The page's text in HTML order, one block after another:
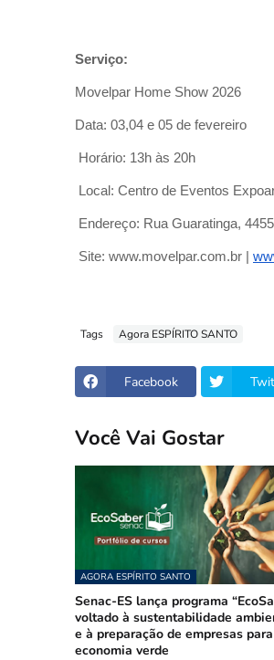
Serviço:
Movelpar Home Show 2026
Data: 03,04 e 05 de fevereiro
Horário: 13h às 20h
Local: Centro de Eventos
Endereço: Rua Guaratinga,
Site: www.movelpar.com.br |
Tags Agora ESPÍRITO SANTO
Facebook
Você Vai Gostar
AGORA ESPÍRITO SANTO
Senac-ES lança programa
voltado à sustentabilidade
e à preparação de empresas
economia verde